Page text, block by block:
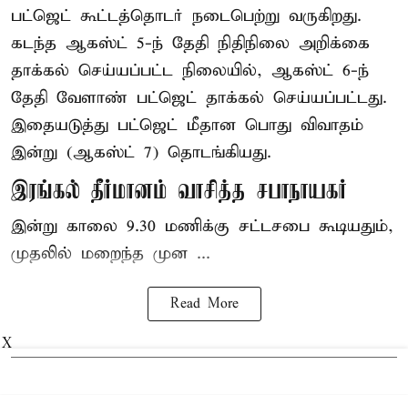
பட்ஜெட் கூட்டத்தொடர் நடைபெற்று வருகிறது.
கடந்த ஆகஸ்ட் 5-ந் தேதி நிதிநிலை அறிக்கை
தாக்கல் செய்யப்பட்ட நிலையில், ஆகஸ்ட் 6-ந்
தேதி வேளாண் பட்ஜெட் தாக்கல் செய்யப்பட்டது.
இதையடுத்து பட்ஜெட் மீதான பொது விவாதம்
இன்று (ஆகஸ்ட் 7) தொடங்கியது.
இரங்கல் தீர்மானம் வாசித்த சபாநாயகர்
இன்று காலை 9.30 மணிக்கு சட்டசபை கூடியதும்,
முதலில் மறைந்த முன ...
Read More
X